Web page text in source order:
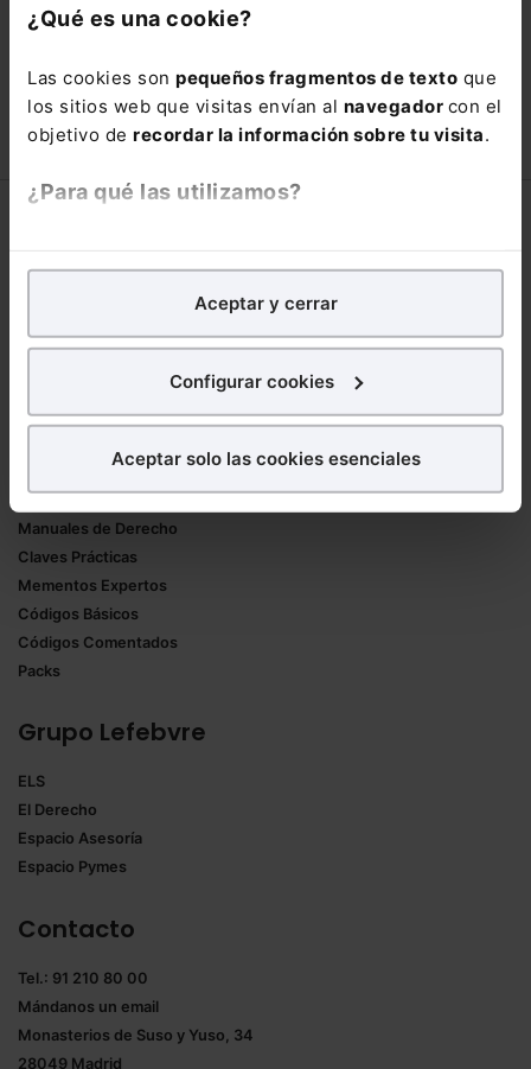
¿Qué es una cookie?
Las cookies son pequeños fragmentos de texto que
los sitios web que visitas envían al navegador con el
objetivo de recordar la información sobre tu visita.
¿Para qué las utilizamos?
analíticospara tratar demejorar tu experienciaen
nuestra página web. También con fines publicitarios,
para poder mostrarte publicidad y contenidos de tu
¿Qué puedes hacer?
experiencia en la web sea óptima
Puedesaceptar solo las esenciales
todas las cookies excepto aquellas imprescindibles.
También puedes
seleccionar solo aquellas que quieras permitir en tu
navegador. Si no seleccionas ninguna utilizaremos
las que sean indispensables para la navegación.
Saber más acerca de las cookies
Aceptar y cerrar
Configurar cookies
Aceptar solo las cookies esenciales
con un25% de descuento
COMPRAR
Lefebvre
Trabaja con nosotros
Productos
Formularios Jurídicos
Manuales de Derecho
Claves Prácticas
Mementos Expertos
Códigos Básicos
Códigos Comentados
Packs
Grupo Lefebvre
ELS
El Derecho
Espacio Asesoría
Espacio Pymes
Contacto
Tel.: 91 210 80 00
Mándanos un email
Monasterios de Suso y Yuso, 34
28049 Madrid